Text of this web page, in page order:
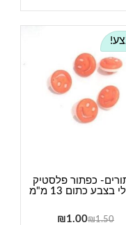
פלסטיק
סמיילי
ורוד
פוקסיה
מ"מ
כפתור פלסטיק
בצבע כתום 13 מ"מ
₪1.50
המחיר
₪1.00
המחיר